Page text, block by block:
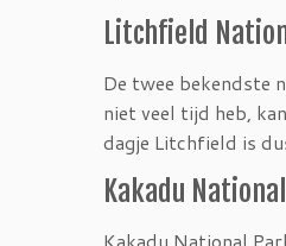
Litchfield
De twee bekendste
niet veel tijd heb,
dagje Litchfield is
Kakadu